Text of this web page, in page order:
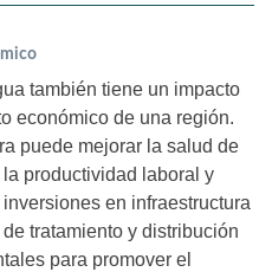
también tiene un impacto
económico de una región.
puede mejorar la salud de
productividad laboral y
en infraestructura
tratamiento y distribución
para promover el